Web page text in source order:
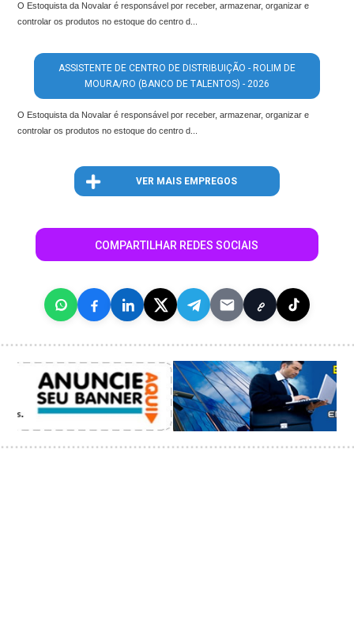
O Estoquista da Novalar é responsável por receber, armazenar, organizar e
controlar os produtos no estoque do centro d...
ASSISTENTE DE CENTRO DE DISTRIBUIÇÃO - ROLIM DE
MOURA/RO (BANCO DE TALENTOS) - 2026
O Estoquista da Novalar é responsável por receber, armazenar, organizar e
controlar os produtos no estoque do centro d...
VER MAIS EMPREGOS
COMPARTILHAR REDES SOCIAIS